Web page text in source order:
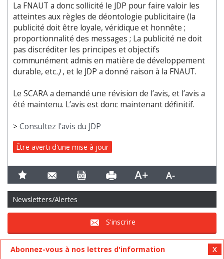
La FNAUT a donc sollicité le JDP pour faire valoir les
atteintes aux règles de déontologie publicitaire (la
publicité doit être loyale, véridique et honnête ;
proportionnalité des messages ; La publicité ne doit
pas discréditer les principes et objectifs
communément admis en matière de développement
durable, etc.), et le JDP a donné raison à la FNAUT.
Le SCARA a demandé une révision de l’avis, et l’avis a
été maintenu. L’avis est donc maintenant définitif.
> Consultez l'avis du JDP
Être averti d'une mise à jour
Newsletters/Alertes
S'inscrire
Abonnez-vous à nos lettres d'information